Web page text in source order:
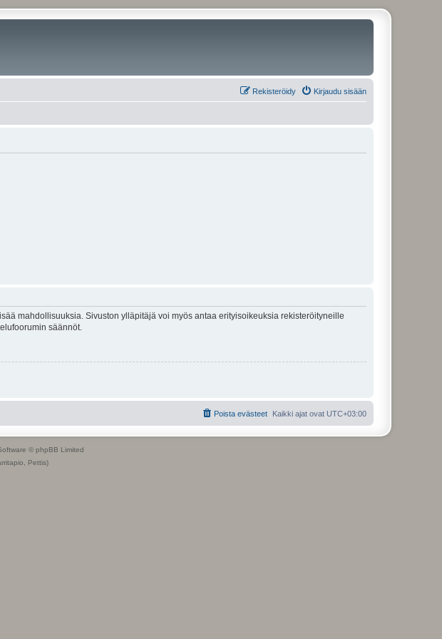
Kirjaudu sisään
Rekisteröidy
mahdollisuuksia. Sivuston ylläpitäjä voi myös antaa erityisoikeuksia rekisteröityneille
säännöt.
Kaikki ajat ovat UTC+03:00
Poista evästeet
© phpBB Limited
Pettis)